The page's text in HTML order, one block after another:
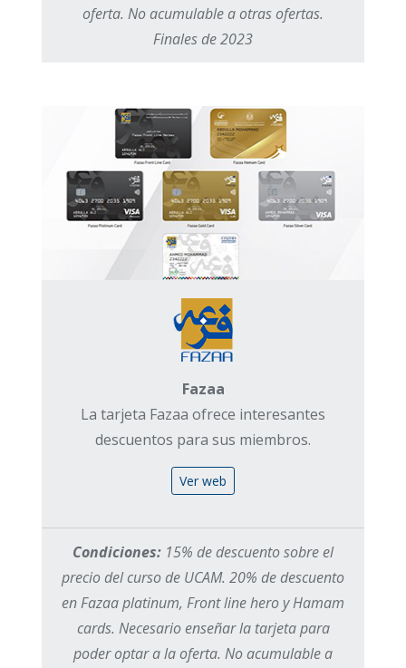
oferta. No acumulable a otras ofertas.
Finales de 2023
Fazaa
La tarjeta Fazaa ofrece interesantes
descuentos para sus miembros.
Ver web
Condiciones: 15% de descuento sobre el
precio del curso de UCAM. 20% de descuento
en Fazaa platinum, Front line hero y Hamam
cards. Necesario enseñar la tarjeta para
poder optar a la oferta. No acumulable a